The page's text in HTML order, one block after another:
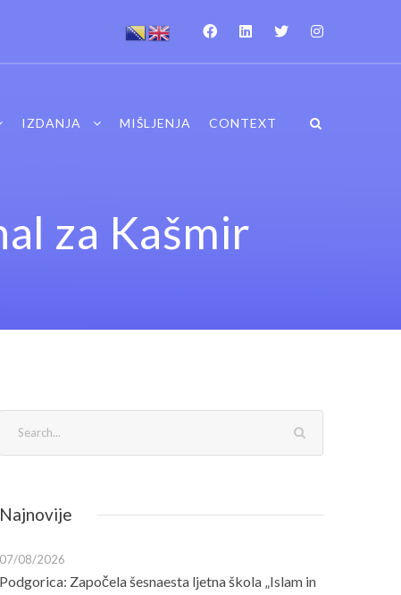
IZDANJA MIŠLJENJA CONTEXT
za Kašmir
Najnovije
07/08/2026
Podgorica: Započela šesnaesta ljetna škola „Islam in